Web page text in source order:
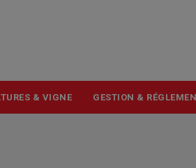
& VIGNE GESTION &